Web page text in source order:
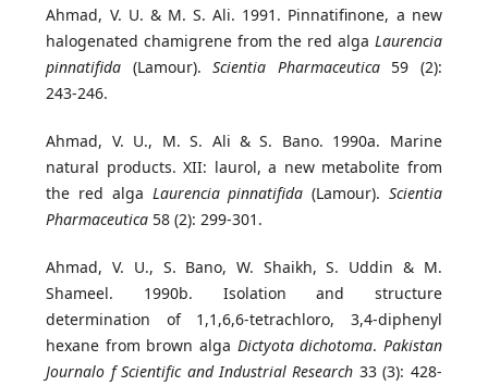
Ahmad, V. U. & M. S. Ali. 1991. Pinnatifinone, a new
halogenated chamigrene from the red alga Laurencia
pinnatifida (Lamour).Scientia Pharmaceutica59 (2):
243-246.
Ahmad, V. U., M. S. Ali & S. Bano. 1990a. Marine
natural products. XII: laurol, a new metabolite from
the red alga Laurencia pinnatifida (Lamour). Scientia
Pharmaceutica 58 (2): 299-301.
Ahmad, V. U., S. Bano, W. Shaikh, S. Uddin & M.
Shameel. 1990b. Isolation and structure
determination of 1,1,6,6-tetrachloro, 3,4-diphenyl
hexane from brown alga Dictyota dichotoma. Pakistan
Journalo f Scientific and Industrial Research 33 (3): 428-